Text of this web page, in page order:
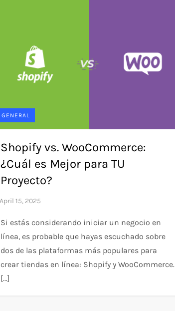
GENERAL
Shopify vs. WooCommerce:
¿Cuál es Mejor para TU
Proyecto?
Si estás considerando iniciar un negocio en
línea, es probable que hayas escuchado sobre
dos de las plataformas más populares para
crear tiendas en línea: Shopify y WooCommerce.
[…]